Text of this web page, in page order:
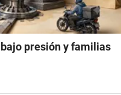
presión y familias